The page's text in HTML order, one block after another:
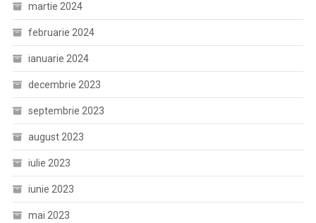
martie 2024
februarie 2024
ianuarie 2024
decembrie 2023
septembrie 2023
august 2023
iulie 2023
iunie 2023
mai 2023